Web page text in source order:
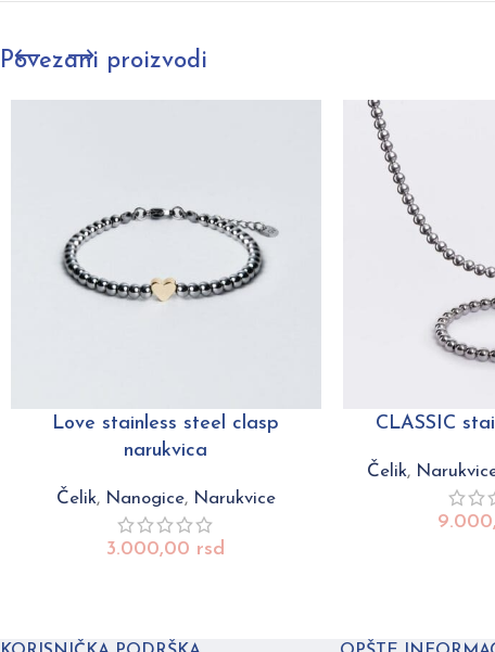
Povezani proizvodi
Love stainless steel clasp
narukvica
Čelik, Nanogice, Narukvice
3.000,00 rsd
CLASSIC
Čelik,